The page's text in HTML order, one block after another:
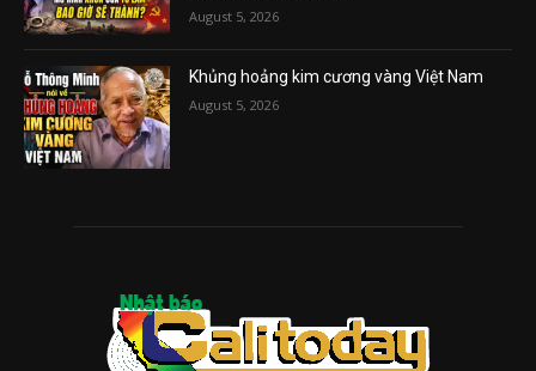
August 5, 2026
Khủng hoảng kim cương vàng Việt Nam
August 5, 2026